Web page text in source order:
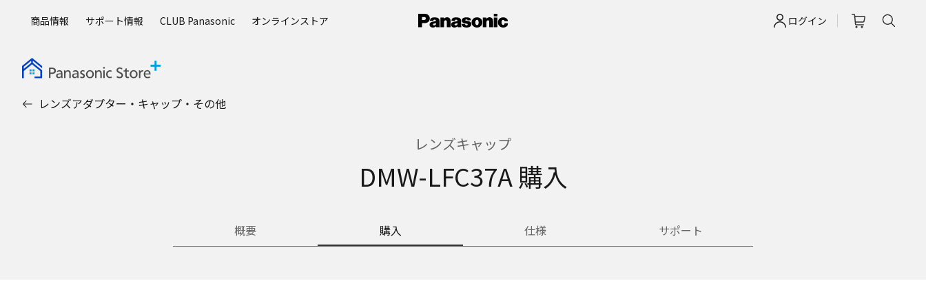
ログイン
商品情報 サポート情報 CLUB Panasonic オンラインストア
レンズアダプター・キャップ・その他
レンズキャップ
DMW-LFC37A 購入
概要 購入 仕様 サポート